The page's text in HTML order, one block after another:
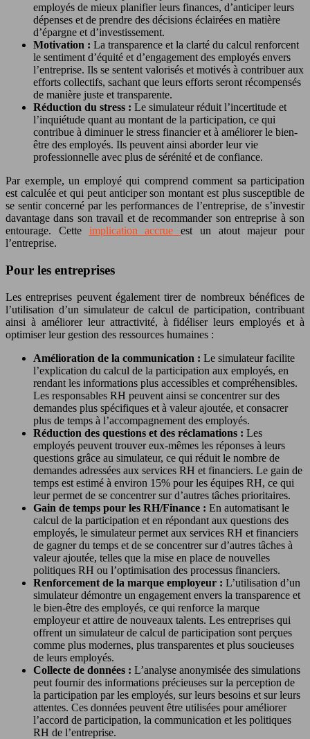
employés de mieux planifier leurs finances, d’anticiper leurs
dépenses et de prendre des décisions éclairées en matière
d’épargne et d’investissement.
Motivation : La transparence et la clarté du calcul renforcent
le sentiment d’équité et d’engagement des employés envers
l’entreprise. Ils se sentent valorisés et motivés à contribuer aux
efforts collectifs, sachant que leurs efforts seront récompensés
de manière juste et transparente.
Réduction du stress : Le simulateur réduit l’incertitude et
l’inquiétude quant au montant de la participation, ce qui
contribue à diminuer le stress financier et à améliorer le bien-
être des employés. Ils peuvent ainsi aborder leur vie
professionnelle avec plus de sérénité et de confiance.
Par exemple, un employé qui comprend comment sa participation
est calculée et qui peut anticiper son montant est plus susceptible de
se sentir concerné par les performances de l’entreprise, de s’investir
davantage dans son travail et de recommander son entreprise à son
entourage. Cette implication accrue est un atout majeur pour
l’entreprise.
Pour les entreprises
Les entreprises peuvent également tirer de nombreux bénéfices de
l’utilisation d’un simulateur de calcul de participation, contribuant
ainsi à améliorer leur attractivité, à fidéliser leurs employés et à
optimiser leur gestion des ressources humaines :
Amélioration de la communication : Le simulateur facilite
l’explication du calcul de la participation aux employés, en
rendant les informations plus accessibles et compréhensibles.
Les responsables RH peuvent ainsi se concentrer sur des
demandes plus spécifiques et à valeur ajoutée, et consacrer
plus de temps à l’accompagnement des employés.
Réduction des questions et des réclamations : Les
employés peuvent trouver eux-mêmes les réponses à leurs
questions grâce au simulateur, ce qui réduit le nombre de
demandes adressées aux services RH et financiers. Le gain de
temps est estimé à environ 15% pour les équipes RH, ce qui
leur permet de se concentrer sur d’autres tâches prioritaires.
Gain de temps pour les RH/Finance : En automatisant le
calcul de la participation et en répondant aux questions des
employés, le simulateur permet aux services RH et financiers
de gagner du temps et de se concentrer sur d’autres tâches à
valeur ajoutée, telles que la mise en place de nouvelles
politiques RH ou l’optimisation des processus financiers.
Renforcement de la marque employeur : L’utilisation d’un
simulateur démontre un engagement envers la transparence et
le bien-être des employés, ce qui renforce la marque
employeur et attire de nouveaux talents. Les entreprises qui
offrent un simulateur de calcul de participation sont perçues
comme plus modernes, plus transparentes et plus soucieuses
de leurs employés.
Collecte de données : L’analyse anonymisée des simulations
peut fournir des informations précieuses sur la perception de
la participation par les employés, sur leurs besoins et sur leurs
attentes. Ces données peuvent être utilisées pour améliorer
l’accord de participation, la communication et les politiques
RH de l’entreprise.